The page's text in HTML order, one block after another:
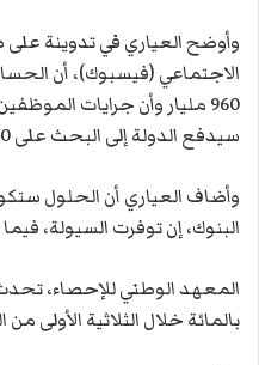
وأوضح العياري في تدوينة
الاجتماعي (فيسبوك)، أن
سيدفع الدولة إلى البحث على 700 مليار لتأمين كتلة الأجور..
وأضاف العياري أن الحلول
البنوك، إن توفرت السيولة،
بالمائة خلال الثلاثية الأولى من